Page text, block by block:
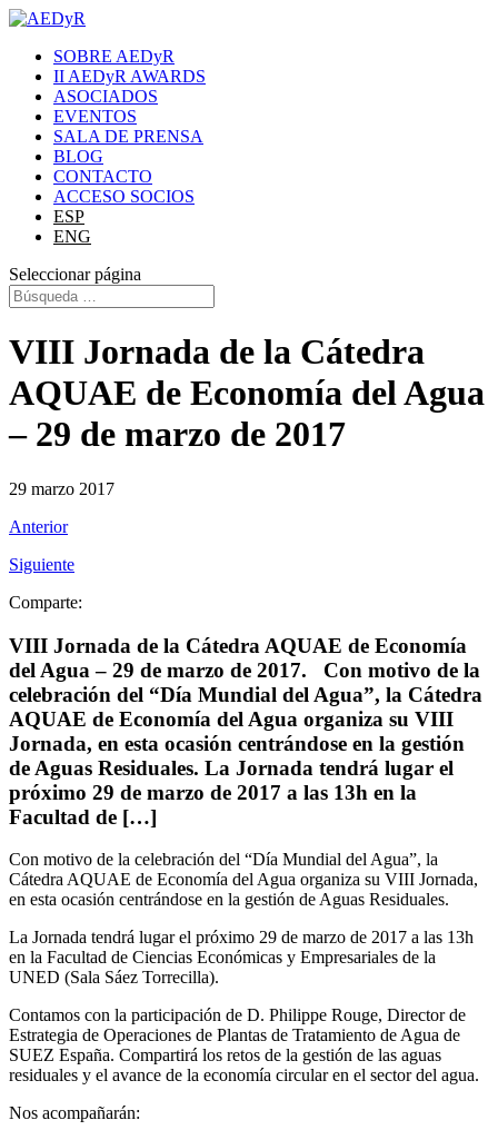
SOBRE AEDyR
II AEDyR AWARDS
ASOCIADOS
EVENTOS
SALA DE PRENSA
BLOG
CONTACTO
ACCESO SOCIOS
ESP
ENG
Seleccionar página
VIII Jornada de la Cátedra
AQUAE de Economía del Agua
– 29 de marzo de 2017
29 marzo 2017
Anterior
Siguiente
Comparte:
VIII Jornada de la Cátedra AQUAE de Economía
del Agua – 29 de marzo de 2017. Con motivo de la
celebración del “Día Mundial del Agua”, la Cátedra
AQUAE de Economía del Agua organiza su VIII
Jornada, en esta ocasión centrándose en la gestión
de Aguas Residuales. La Jornada tendrá lugar el
próximo 29 de marzo de 2017 a las 13h en la
Facultad de […]
Con motivo de la celebración del “Día Mundial del Agua”, la
Cátedra AQUAE de Economía del Agua organiza su VIII Jornada,
en esta ocasión centrándose en la gestión de Aguas Residuales.
La Jornada tendrá lugar el próximo 29 de marzo de 2017 a las 13h
en la Facultad de Ciencias Económicas y Empresariales de la
UNED (Sala Sáez Torrecilla).
Contamos con la participación de D. Philippe Rouge, Director de
Estrategia de Operaciones de Plantas de Tratamiento de Agua de
SUEZ España. Compartirá los retos de la gestión de las aguas
residuales y el avance de la economía circular en el sector del agua.
Nos acompañarán: